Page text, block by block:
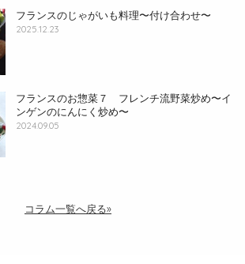
フランスのじゃがいも料理〜付け合わせ〜
2025.12.23
フランスのお惣菜７ フレンチ流野菜炒め〜イ
ンゲンのにんにく炒め〜
2024.09.05
コラム一覧へ戻る»